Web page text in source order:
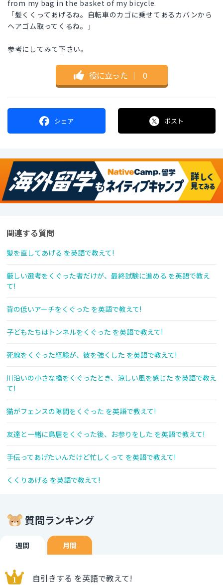
from my bag in the basket of my bicycle.
「髪くくってあげるね。自転車のカゴに乗せてあるカバンから
ヘアゴム取ってくるね。」
参考にしてみて下さい。
役に立った ｜ 0
シェア ポスト
関連する質問
髪を直してあげる を英語で教えて!
厳しい選考をくぐった者だけが、最終試験に進める を英語で教え
て!
背の低いアーチをくぐった を英語で教えて!
子どもたちはトンネルをくぐった を英語で教えて!
死線をくぐった経験が、彼を強くした を英語で教えて!
川沿いの小さな橋をくぐったとき、涼しい風を感じた を英語で教え
て!
猫がフェンスの隙間をくぐった を英語で教えて!
友達と一緒に鳥居をくぐった後、お参りをした を英語で教えて!
手伝ってあげたいんだけど忙しくって を英語で教えて!
くくりあげる を英語で教えて!
質問ランキング
週間 月間
自引きする を英語で教えて!